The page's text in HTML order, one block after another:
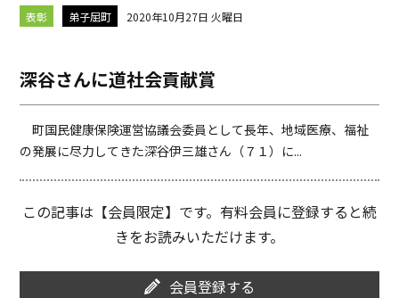
c
o
o
k
n
a
p
i
n
k
i
表彰 弟子屈町 2020年10月27日 火曜日
深谷さんに道社会貢献賞
町国民健康保険運営協議会委員として長年、地域医療、福祉
の発展に尽力してきた深谷伊三雄さん（７１）に...
この記事は【会員限定】です。有料会員に登録すると続
きをお読みいただけます。
会員登録する